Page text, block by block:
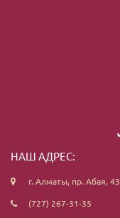
НАШ АДРЕС:
г. Алматы, пр. Абая, 43
(727) 267-31-35